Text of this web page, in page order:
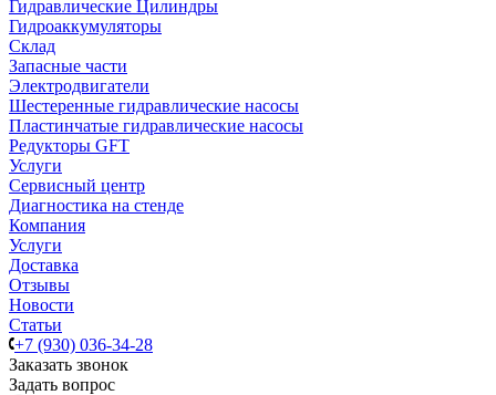
Гидравлические Цилиндры
Гидроаккумуляторы
Склад
Запасные части
Электродвигатели
Шестеренные гидравлические насосы
Пластинчатые гидравлические насосы
Редукторы GFT
Услуги
Сервисный центр
Диагностика на стенде
Компания
Услуги
Доставка
Отзывы
Новости
Статьи
+7 (930) 036-34-28
Заказать звонок
Задать вопрос